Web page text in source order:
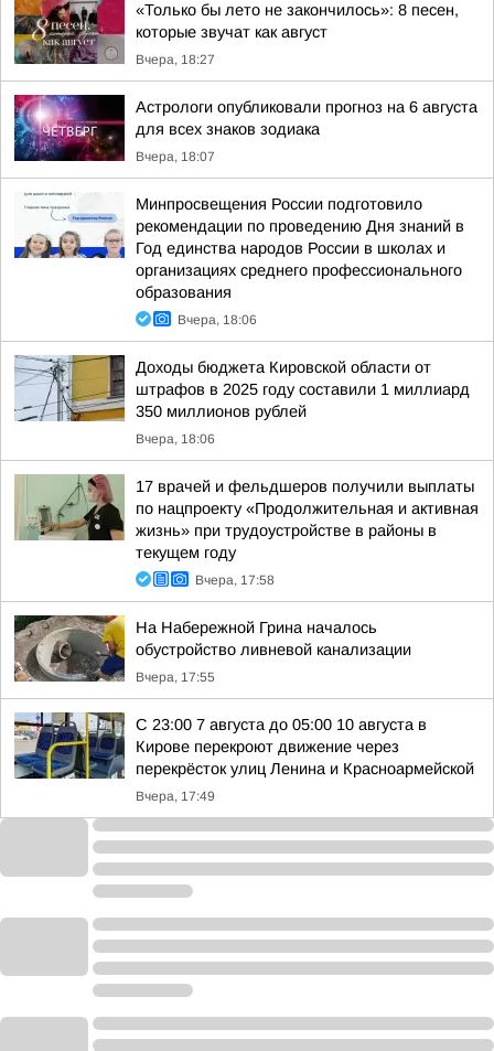
«Только бы лето не закончилось»: 8 песен,
которые звучат как август
Вчера, 18:27
Астрологи опубликовали прогноз на 6 августа
для всех знаков зодиака
Вчера, 18:07
Минпросвещения России подготовило
рекомендации по проведению Дня знаний в
Год единства народов России в школах и
организациях среднего профессионального
образования
Вчера, 18:06
Доходы бюджета Кировской области от
штрафов в 2025 году составили 1 миллиард
350 миллионов рублей
Вчера, 18:06
17 врачей и фельдшеров получили выплаты
по нацпроекту «Продолжительная и активная
жизнь» при трудоустройстве в районы в
текущем году
Вчера, 17:58
На Набережной Грина началось
обустройство ливневой канализации
Вчера, 17:55
С 23:00 7 августа до 05:00 10 августа в
Кирове перекроют движение через
перекрёсток улиц Ленина и Красноармейской
Вчера, 17:49